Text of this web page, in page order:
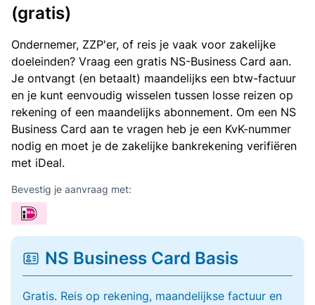
(gratis)
Ondernemer, ZZP'er, of reis je vaak voor zakelijke
doeleinden? Vraag een gratis NS-Business Card aan.
Je ontvangt (en betaalt) maandelijks een btw-factuur
en je kunt eenvoudig wisselen tussen losse reizen op
rekening of een maandelijks abonnement. Om een NS
Business Card aan te vragen heb je een KvK-nummer
nodig en moet je de zakelijke bankrekening verifiëren
met iDeal.
Bevestig je aanvraag met:
NS Business Card Basis
Gratis. Reis op rekening, maandelijkse factuur en